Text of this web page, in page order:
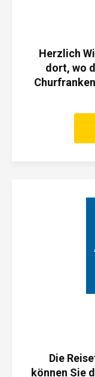
Herzlich
dort, wo
Die
können Sie